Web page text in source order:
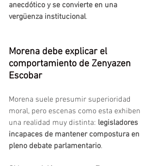
anecdótico y se convierte en una
vergüenza institucional.
Morena debe explicar el
comportamiento de Zenyazen
Escobar
Morena suele presumir superioridad
moral, pero escenas como esta exhiben
una realidad muy distinta: legisladores
incapaces de mantener compostura en
pleno debate parlamentario.